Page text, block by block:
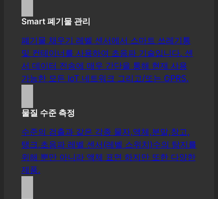
Smart 폐기물 관리
폐기물 채우기 레벨 센서에서 스마트 쓰레기통
및 컨테이너를 사용하여 초음파 기술입니다. 센
서 데이터 전송에 매우 간단을 통해 현재 사용
가능한 모든 IoT 네트워크 그리고/또는 GPRS.
물질 수준 측정
수준의 검출과 같은 각종 물자,액체,분말,창고,
탱크,초음파 레벨 센서(레벨 스위치)수의 탐지를
위해 뿐만 아니라 액체 표면 하지만 또한 다양한
제품.